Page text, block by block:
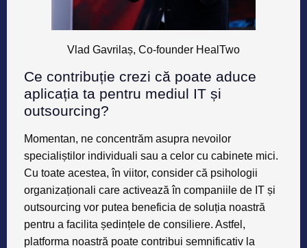
Vlad Gavrilaș, Co-founder HealTwo
Ce contribuție crezi că poate aduce
aplicația ta pentru mediul IT și
outsourcing?
Momentan, ne concentrăm asupra nevoilor
specialiștilor individuali sau a celor cu cabinete mici.
Cu toate acestea, în viitor, consider că psihologii
organizaționali care activează în companiile de IT și
outsourcing vor putea beneficia de soluția noastră
pentru a facilita ședințele de consiliere. Astfel,
platforma noastră poate contribui semnificativ la